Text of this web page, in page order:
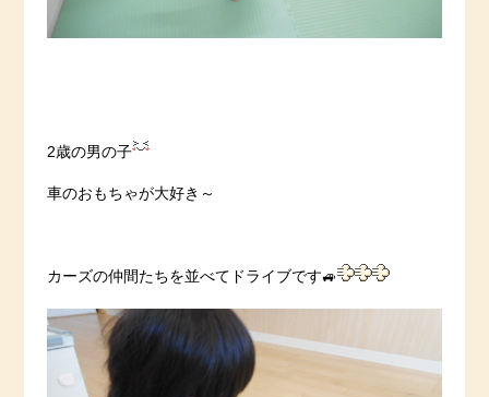
2歳の男の子
車のおもちゃが大好き～
カーズの仲間たちを並べてドライブです🚙